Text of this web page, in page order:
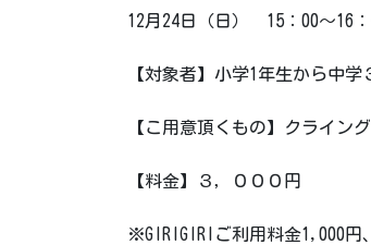
12月24日（日） 15：00～16
【対象者】小学1年生から中学
【こ用意頂くもの】クライ
【料金】３，０００円
※GIRIGIRIご利用料金1,000円